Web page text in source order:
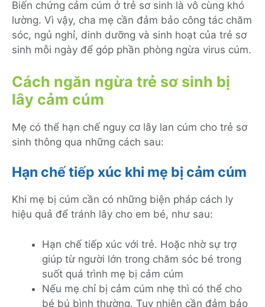
Biến chứng cảm cúm ở trẻ sơ sinh là vô cùng khó
lường. Vì vậy, cha mẹ cần đảm bảo công tác chăm
sóc, ngủ nghỉ, dinh dưỡng và sinh hoạt của trẻ sơ
sinh mỗi ngày để góp phần phòng ngừa virus cúm.
Cách ngăn ngừa trẻ sơ sinh bị
lây cảm cúm
Mẹ có thể hạn chế nguy cơ lây lan cúm cho trẻ sơ
sinh thông qua những cách sau:
Hạn chế tiếp xúc khi mẹ bị cảm cúm
Khi mẹ bị cúm cần có những biện pháp cách ly
hiệu quả để tránh lây cho em bé, như sau:
Hạn chế tiếp xúc với trẻ. Hoặc nhờ sự trợ
giúp từ người lớn trong chăm sóc bé trong
suốt quá trình mẹ bị cảm cúm
Nếu mẹ chỉ bị cảm cúm nhẹ thì có thể cho
bé bú bình thường. Tuy nhiên cần đảm bảo